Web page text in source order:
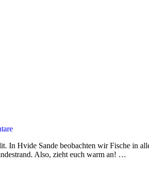
In Hvide Sande beobachten wir Fische in
Also, zieht euch warm an! …